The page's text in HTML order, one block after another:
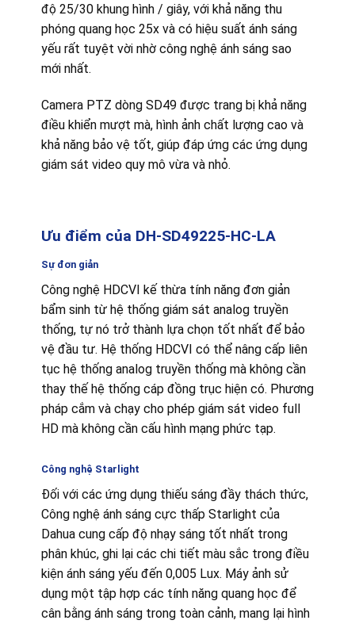
độ 25/30 khung hình / giây, với khả năng thu
phóng quang học 25x và có hiệu suất ánh sáng
yếu rất tuyệt vời nhờ công nghệ ánh sáng sao
mới nhất.
Camera PTZ dòng SD49 được trang bị khả năng
điều khiển mượt mà, hình ảnh chất lượng cao và
khả năng bảo vệ tốt, giúp đáp ứng các ứng dụng
giám sát video quy mô vừa và nhỏ.
Ưu điểm của DH-SD49225-HC-LA
Sự đơn giản
Công nghệ HDCVI kế thừa tính năng đơn giản
bẩm sinh từ hệ thống giám sát analog truyền
thống, tự nó trở thành lựa chọn tốt nhất để bảo
vệ đầu tư. Hệ thống HDCVI có thể nâng cấp liên
tục hệ thống analog truyền thống mà không cần
thay thế hệ thống cáp đồng trục hiện có. Phương
pháp cắm và chạy cho phép giám sát video full
HD mà không cần cấu hình mạng phức tạp.
Công nghệ Starlight
Đối với các ứng dụng thiếu sáng đầy thách thức,
Công nghệ ánh sáng cực thấp Starlight của
Dahua cung cấp độ nhạy sáng tốt nhất trong
phân khúc, ghi lại các chi tiết màu sắc trong điều
kiện ánh sáng yếu đến 0,005 Lux. Máy ảnh sử
dụng một tập hợp các tính năng quang học để
cân bằng ánh sáng trong toàn cảnh, mang lại hình